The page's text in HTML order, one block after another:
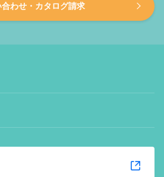
合わせ・カタログ請求